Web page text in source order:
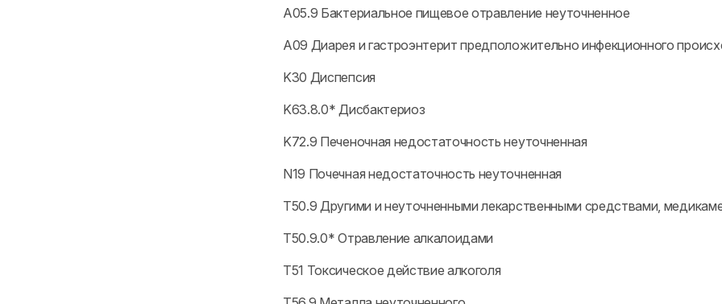
A05.9 Бактериальное пищевое отравление неуточненное
A09 Диарея и гастроэнтерит предположительно инфекционного
K30 Диспепсия
K63.8.0* Дисбактериоз
K72.9 Печеночная недостаточность неуточненная
N19 Почечная недостаточность неуточненная
T50.9 Другими и неуточненными лекарственными средствами,
T50.9.0* Отравление алкалоидами
T51 Токсическое действие алкоголя